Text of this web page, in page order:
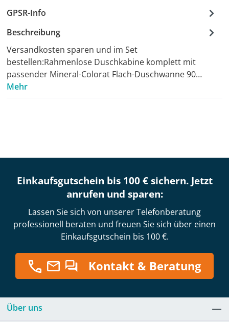
GPSR-Info
Beschreibung
Versandkosten sparen und im Set
bestellen:Rahmenlose Duschkabine komplett mit
passender Mineral-Colorat Flach-Duschwanne 90…
Mehr
Einkaufsgutschein bis 100 € sichern. Jetzt
anrufen und sparen:
Lassen Sie sich von unserer Telefonberatung
professionell beraten und freuen Sie sich über einen
Einkaufsgutschein bis 100 €.
Kontakt & Beratung
Über uns